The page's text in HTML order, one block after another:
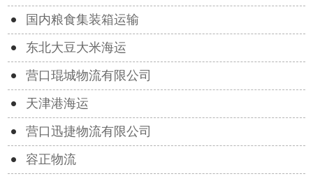
国内粮食集装箱运输
东北大豆大米海运
营口琨城物流有限公司
天津港海运
营口迅捷物流有限公司
容正物流